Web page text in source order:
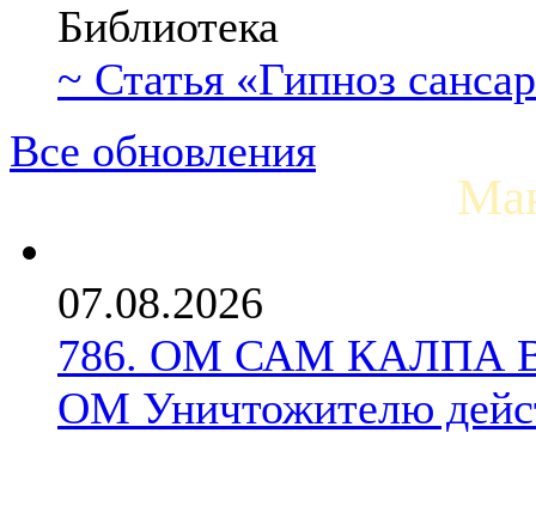
Библиотека
~ Статья «Гипноз
Все обновления
07.08.2026
786. ОМ САМ
ОМ Уничтожителю